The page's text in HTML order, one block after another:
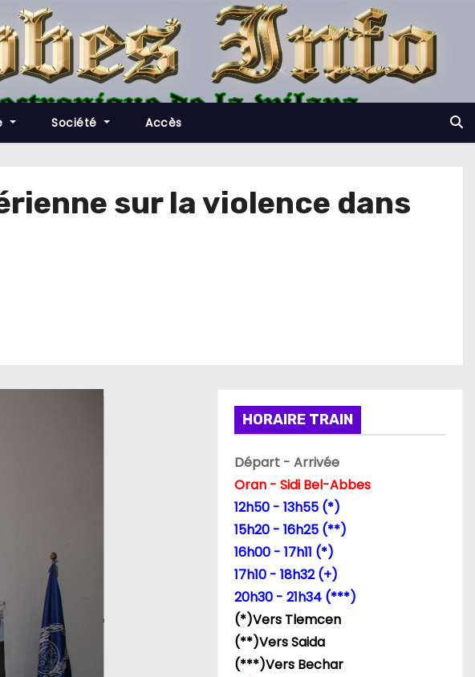
Société Accès
sur la violence dans
HORAIRE TRAIN
Départ - Arrivée
Oran - Sidi Bel-Abbes
12h50 - 13h55 (*)
15h20 - 16h25 (**)
16h00 - 17h11 (*)
17h10 - 18h32 (+)
20h30 - 21h34 (***)
(*)Vers Tlemcen
(**)Vers Saida
(***)Vers Bechar